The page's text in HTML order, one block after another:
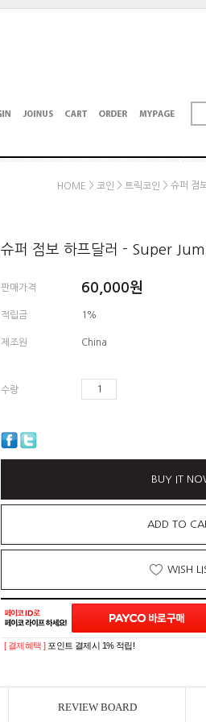
HOME > 코인 > 트릭코인 > 슈퍼 점
슈퍼 점보 하프달러 - Super
판매가격 60,000원
적립금 1%
제조원 China
수량
BUY IT
ADD TO
WISH
[ 결제혜택 ] 포인트 결제시 1% 적립!
REVIEW BOARD